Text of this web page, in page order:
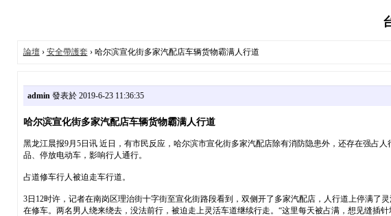
論壇› 安全帶護套 › 哈尔滨宣化街多家汽配店车辆货物霸满人行道
admin發表於 2019-6-23 11:36:35
哈尔滨宣化街多家汽配店车辆货物霸满人行道
黑龙江晨报9月5日讯 近日，有市民反应，哈尔滨市宣化街多家汽配店除有消防隐患外，还存在强占
品、停放电动车，影响行人通行。
占道修车行人被迫走车行道。
3日12时许，记者在南岗区理治街十字街至宣化街路段看到，双侧开了多家汽配店，人行道上停满了
在修车。两名男人绕来绕去，没法前行，被迫走上灵活车道继续行走。“这里每天被占满，想见缝插